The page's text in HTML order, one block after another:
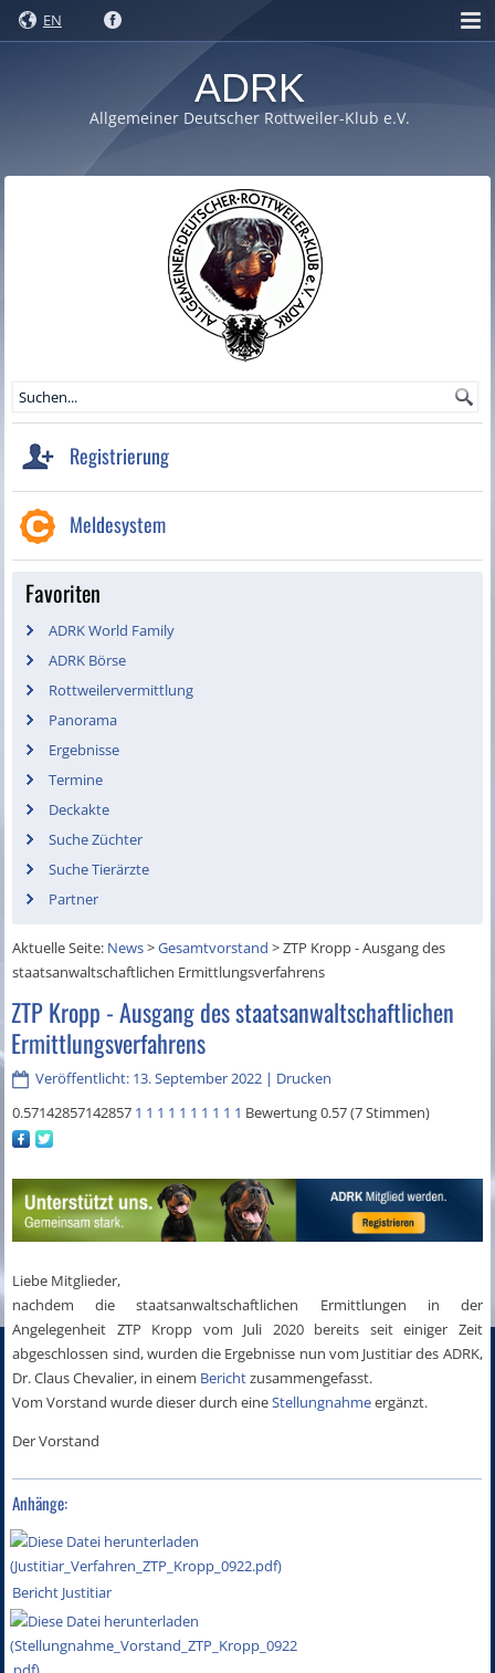
EN
ADRK
Allgemeiner Deutscher Rottweiler-Klub e.V.
Registrierung
Meldesystem
Favoriten
ADRK World Family
ADRK Börse
Rottweilervermittlung
Panorama
Ergebnisse
Termine
Deckakte
Suche Züchter
Suche Tierärzte
Partner
Aktuelle Seite: News>Gesamtvorstand >ZTP Kropp - Ausgang des
staatsanwaltschaftlichen Ermittlungsverfahrens
ZTP Kropp - Ausgang des staatsanwaltschaftlichen
Ermittlungsverfahrens
Veröffentlicht: 13. September 2022 | Drucken
0.57142857142857 1 1 1 1 1 1 1 1 1 1 Bewertung 0.57 (7 Stimmen)
Liebe Mitglieder,
nachdem die staatsanwaltschaftlichen Ermittlungen in der
Angelegenheit ZTP Kropp vom Juli 2020 bereits seit einiger Zeit
abgeschlossen sind, wurden die Ergebnisse nun vom Justitiar des ADRK,
Dr. Claus Chevalier, in einem Berichtzusammengefasst.
Vom Vorstand wurde dieser durch eineStellungnahmeergänzt.
Der Vorstand
Anhänge:
Bericht Justitiar